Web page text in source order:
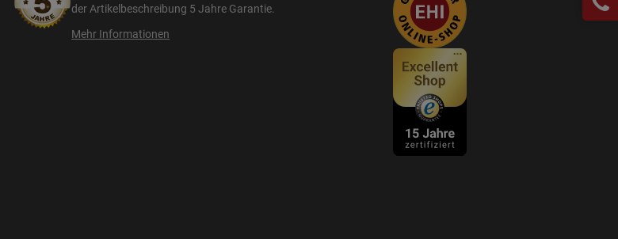
der Artikelbeschreibung 5 Jahre Garantie.
Mehr Informationen